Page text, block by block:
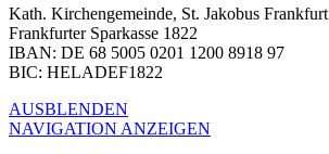
Kath. Kirchengemeinde, St. Jakobus Frankfurt
Frankfurter Sparkasse 1822
IBAN: DE 68 5005 0201 1200 8918 97
BIC: HELADEF1822
AUSBLENDEN
NAVIGATION ANZEIGEN